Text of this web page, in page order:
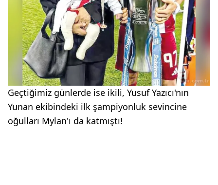
Geçtiğimiz günlerde ise ikili, Yusuf Yazıcı'nın
Yunan ekibindeki ilk şampiyonluk sevincine
oğulları Mylan'ı da katmıştı!